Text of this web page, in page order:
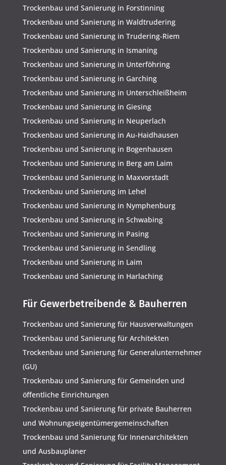
Trockenbau und Sanierung in Forstinning
Trockenbau und Sanierung in Waldtrudering
Trockenbau und Sanierung in Trudering-Riem
Trockenbau und Sanierung in Ismaning
Trockenbau und Sanierung in Unterföhring
Trockenbau und Sanierung in Garching
Trockenbau und Sanierung in Unterschleißheim
Trockenbau und Sanierung in Giesing
Trockenbau und Sanierung in Neuperlach
Trockenbau und Sanierung in Au-Haidhausen
Trockenbau und Sanierung in Bogenhausen
Trockenbau und Sanierung in Berg am Laim
Trockenbau und Sanierung in Maxvorstadt
Trockenbau und Sanierung im Lehel
Trockenbau und Sanierung in Nymphenburg
Trockenbau und Sanierung in Schwabing
Trockenbau und Sanierung in Pasing
Trockenbau und Sanierung in Sendling
Trockenbau und Sanierung in Laim
Trockenbau und Sanierung in Harlaching
Für Gewerbetreibende & Bauherren
Trockenbau und Sanierung für Hausverwaltungen
Trockenbau und Sanierung für Architekten
Trockenbau und Sanierung für Generalunternehmer
(GU)
Trockenbau und Sanierung für Gemeinden und
öffentliche Einrichtungen
Trockenbau und Sanierung für private Bauherren
und Wohnungseigentümergemeinschaften
Trockenbau und Sanierung für Innenarchitekten
und Ausbauplaner